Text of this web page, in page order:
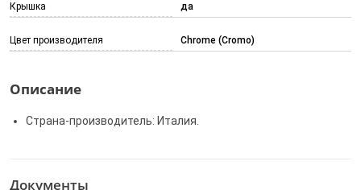
Крышка да
Цвет производителя Chrome (Cromo)
Описание
Страна-производитель: Италия.
Документы